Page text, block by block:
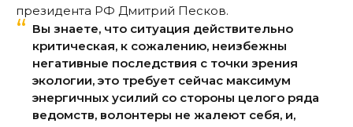
президента РФ Дмитрий Песков.
Вы знаете, что ситуация действительно
критическая, к сожалению, неизбежны
негативные последствия с точки зрения
экологии, это требует сейчас максимум
энергичных усилий со стороны целого ряда
ведомств, волонтеры не жалеют себя, и,